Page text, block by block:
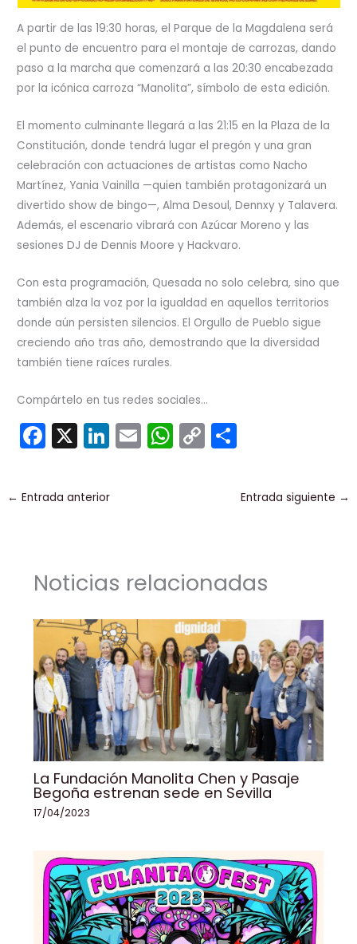
A partir de las 19:30 horas, el Parque de la Magdalena será
el punto de encuentro para el montaje de carrozas, dando
paso a la marcha que comenzará a las 20:30 encabezada
por la icónica carroza “Manolita”, símbolo de esta edición.
El momento culminante llegará a las 21:15 en la Plaza de la
Constitución, donde tendrá lugar el pregón y una gran
celebración con actuaciones de artistas como Nacho
Martínez, Yania Vainilla —quien también protagonizará un
divertido show de bingo—, Alma Desoul, Dennxy y Talavera.
Además, el escenario vibrará con Azúcar Moreno y las
sesiones DJ de Dennis Moore y Hackvaro.
Con esta programación, Quesada no solo celebra, sino que
también alza la voz por la igualdad en aquellos territorios
donde aún persisten silencios. El Orgullo de Pueblo sigue
creciendo año tras año, demostrando que la diversidad
también tiene raíces rurales.
Compártelo en tus redes sociales...
F
a
c
e
o
k
X Li
n
k
E
m
W
h
p
C
o
k
m
p
← Entrada anterior Entrada siguiente →
Noticias relacionadas
La Fundación Manolita Chen y Pasaje
Begoña estrenan sede en Sevilla
17/04/2023